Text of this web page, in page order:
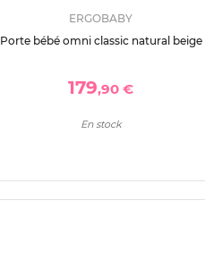
ERGOBABY
Porte bébé omni classic natural beige
179,90 €
En stock